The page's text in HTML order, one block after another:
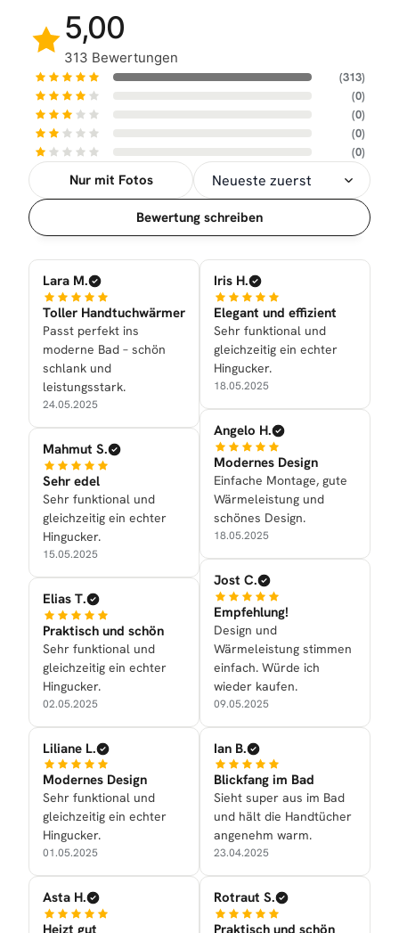
5,00
313 Bewertungen
(313)
(0)
(0)
(0)
(0)
Nur mit Fotos
Sortierung
Bewertung schreiben
Lara M.
Toller Handtuchwärmer
Passt perfekt ins
moderne Bad – schön
schlank und
leistungsstark.
24.05.2025
Mahmut S.
Sehr edel
Sehr funktional und
gleichzeitig ein echter
Hingucker.
15.05.2025
Elias T.
Praktisch und schön
Sehr funktional und
gleichzeitig ein echter
Hingucker.
02.05.2025
Liliane L.
Modernes Design
Sehr funktional und
gleichzeitig ein echter
Hingucker.
01.05.2025
Asta H.
Iris H.
Elegant und effizient
Sehr funktional und
gleichzeitig ein echter
Hingucker.
18.05.2025
Angelo H.
Modernes Design
Einfache Montage, gute
Wärmeleistung und
schönes Design.
18.05.2025
Jost C.
Empfehlung!
Design und
Wärmeleistung stimmen
einfach. Würde ich
wieder kaufen.
09.05.2025
Ian B.
Blickfang im Bad
Sieht super aus im Bad
und hält die Handtücher
angenehm warm.
23.04.2025
Rotraut S.